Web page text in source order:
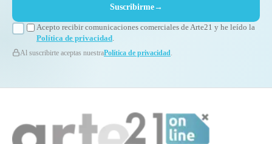
Suscribirme→
Acepto recibir comunicaciones comerciales de Arte21 y he leído la
Política de privacidad.
Al suscribirte aceptas nuestraPolítica de privacidad.